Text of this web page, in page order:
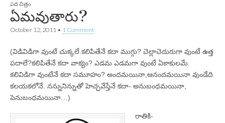
పద చిత్రం
ఏమవుతారు?
October 12, 2011 • 1 Comment
(విడివిడిగా వుంటే చుక్కలే.కలిపితేనే కదా ముగ్గు? చెల్లాచెదురుగా వుంటే ఉత్త
పదాలే?కలిపితేనే కదా వాక్యం? ఎడమ ఎడమగా వుంటే ఏకాకులమే.
కలివిడిగా వుంటేనే కదా సమూహం? అందమయినా,ఆనందమయినా వుండేది
కలయకలోనే. నన్నునిన్నుతో హెచ్చవేస్తేనే కదా- అనుబంధమయినా,
పెనుబంధమయినా…)
రాతికి-